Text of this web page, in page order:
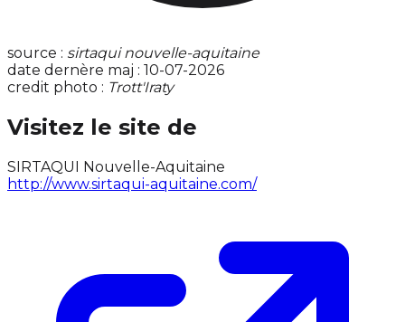
source : sirtaqui nouvelle-aquitaine
date dernère maj : 10-07-2026
credit photo : Trott'Iraty
Visitez le site de
SIRTAQUI Nouvelle-Aquitaine
http://www.sirtaqui-aquitaine.com/